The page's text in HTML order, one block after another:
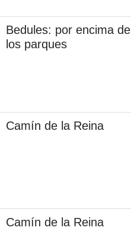
Bedules: por encima de
los parques
Camín de la Reina
Camín de la Reina